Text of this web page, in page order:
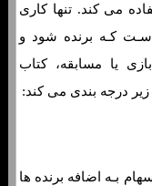
می کند. تنها کاری
کـه برنده شود و
یا مسابقه، کتاب
درجه بندی می کند:
بـه اضافه برنده ها